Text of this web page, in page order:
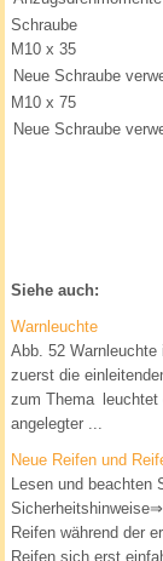
Schraube
M10 x 35
Neue Schraube
M10 x 75
Neue Schraube
Siehe auch:
Warnleuchte
Abb. 52
zuerst die
zum Thema leuchtet
angelegter ...
Neue Reifen und
Lesen und beachten
Reifen während der
Reifen sich erst